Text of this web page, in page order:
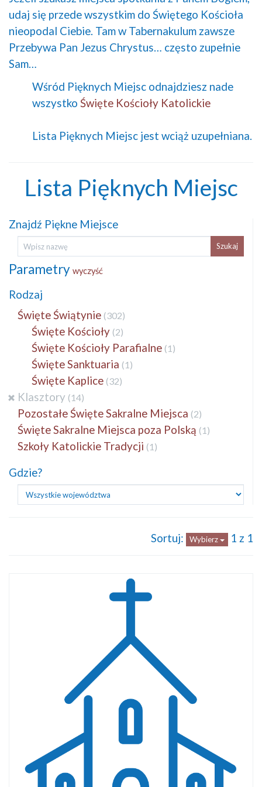
udaj się przede wszystkim do Świętego Kościoła
nieopodal Ciebie. Tam w Tabernakulum zawsze
Przebywa Pan Jezus Chrystus… często zupełnie
Sam…
Wśród Pięknych Miejsc odnajdziesz nade
wszystko Święte Kościoły Katolickie
Lista Pięknych Miejsc jest wciąż uzupełniana.
Lista Pięknych Miejsc
Znajdź Piękne Miejsce
Szukaj
Parametry wyczyść
Rodzaj
Święte Świątynie (302)
Święte Kościoły (2)
Święte Kościoły Parafialne (1)
Święte Sanktuaria (1)
Święte Kaplice (32)
Klasztory (14)
Pozostałe Święte Sakralne Miejsca (2)
Święte Sakralne Miejsca poza Polską (1)
Szkoły Katolickie Tradycji (1)
Gdzie?
Sortuj: Wybierz 1 z 1